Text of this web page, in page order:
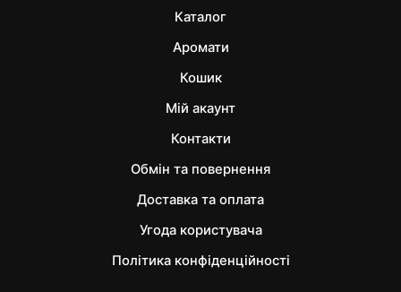
Каталог
Аромати
Кошик
Мій акаунт
Контакти
Обмін та повернення
Доставка та оплата
Угода користувача
Політика конфіденційності